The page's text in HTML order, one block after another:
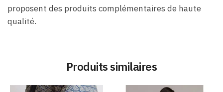
proposent des produits complémentaires de haute
qualité.
Produits similaires